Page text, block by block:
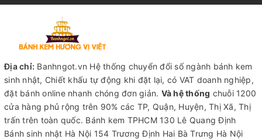
Địa chỉ: Banhngot.vn Hệ thống chuyển đổi số ngành bánh kem
sinh nhật, Chiết khấu tự động khi đặt lại, có VAT doanh nghiệp,
đặt bánh online nhanh chóng đơn giản. Và hệ thống chuỗi 1200
cửa hàng phủ rộng trên 90% các TP, Quận, Huyện, Thị Xã, Thị
trấn trên toàn quốc. Bánh kem TPHCM130 Lê Quang Định
Bánh sinh nhật Hà Nội 154 Trương Định Hai Bà Trưng Hà Nội